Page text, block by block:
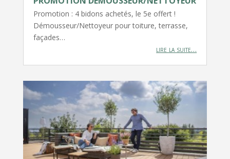
Promotion : 4 bidons achetés, le 5e offert !
Démousseur/Nettoyeur pour toiture, terrasse,
façades…
lire la suite…